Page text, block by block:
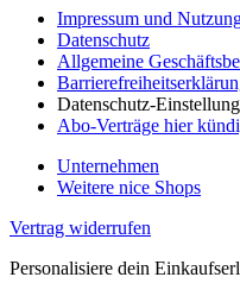
Impressum und
Datenschutz
Allgemeine
Datenschutz-
Abo-Verträge hier
Unternehmen
Weitere nice Shops
Vertrag widerrufen
Personalisiere dein